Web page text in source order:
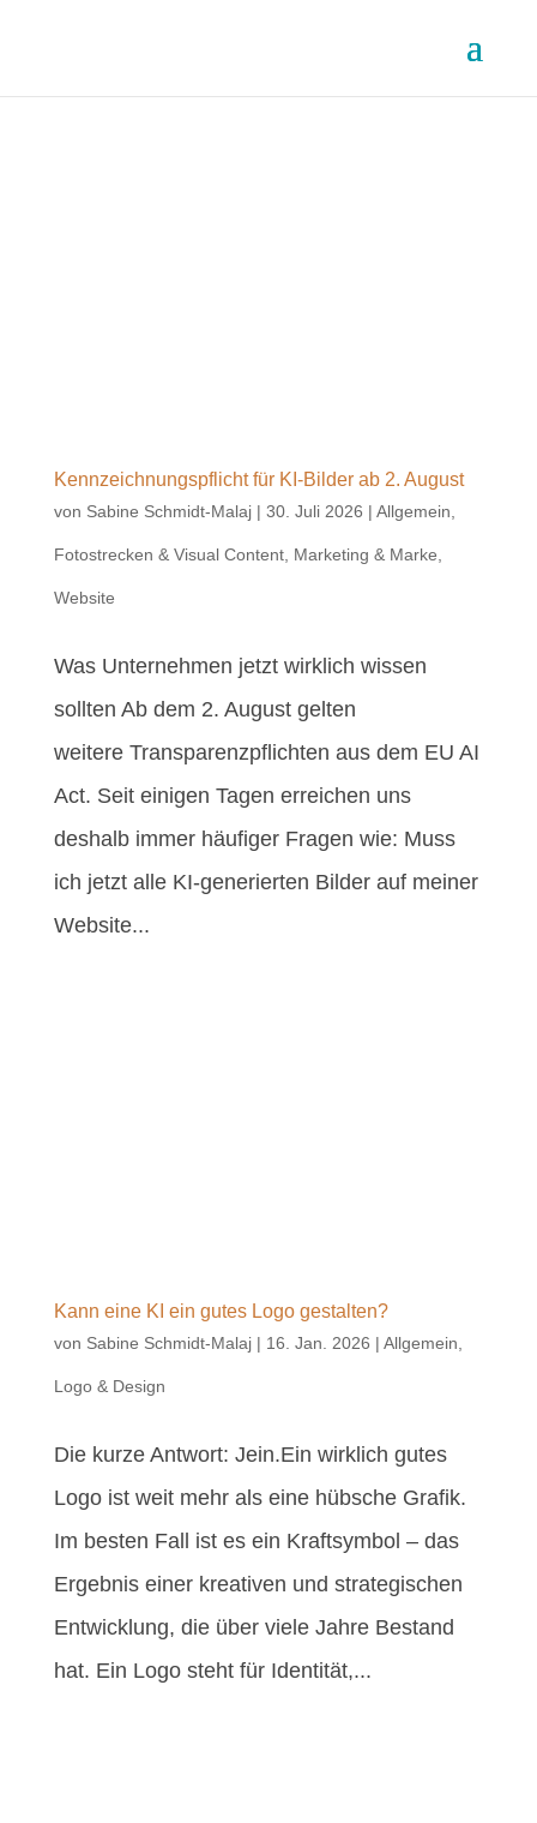
Kennzeichnungspflicht für KI-Bilder ab 2. August
von Sabine Schmidt-Malaj| 30. Juli 2026 | Allgemein
Fotostrecken & Visual Content, Marketing & Marke
Website
Was Unternehmen jetzt wirklich wissen
sollten Ab dem 2. August gelten
weitere Transparenzpflichten aus dem EU AI
Act. Seit einigen Tagen erreichen uns
deshalb immer häufiger Fragen wie: Muss
ich jetzt alle KI-generierten Bilder auf meiner
Website...
Kann eine KI ein gutes Logo gestalten?
von Sabine Schmidt-Malaj| 16. Jan. 2026 | Allgemein
Logo & Design
Die kurze Antwort: Jein.Ein wirklich gutes
Logo ist weit mehr als eine hübsche Grafik.
Im besten Fall ist es ein Kraftsymbol – das
Ergebnis einer kreativen und strategischen
Entwicklung, die über viele Jahre Bestand
hat. Ein Logo steht für Identität,...